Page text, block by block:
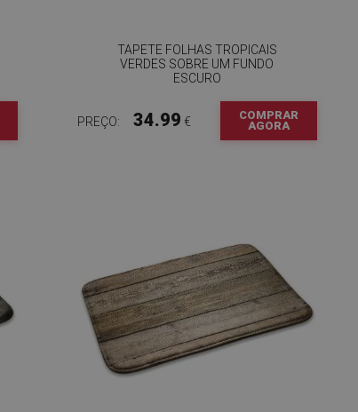
TAPETE FOLHAS TROPICAIS
VERDES SOBRE UM FUNDO
ESCURO
PREÇO: 34.99 €
COMPRAR
AGORA